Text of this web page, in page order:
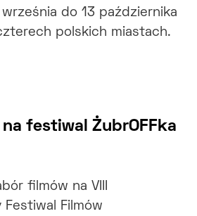
do 13 października
polskich miastach.
festiwal ŻubrOFFka
filmów na VIII
Festiwal Filmów